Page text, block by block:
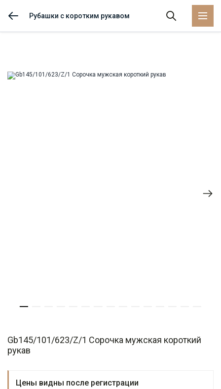
Рубашки с коротким рукавом
Gb145/101/623/Z/1 Сорочка мужская короткий
рукав
Цены видны после регистрации